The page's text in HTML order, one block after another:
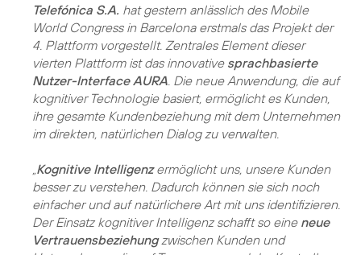
Telefónica S.A. hat gestern anlässlich des Mobile
World Congress in Barcelona erstmals das Projekt der
4. Plattform vorgestellt. Zentrales Element dieser
vierten Plattform ist das innovative sprachbasierte
Nutzer-Interface AURA . Die neue Anwendung, die auf
kognitiver Technologie basiert, ermöglicht es Kunden,
ihre gesamte Kundenbeziehung mit dem Unternehmen
im direkten, natürlichen Dialog zu verwalten.
Kognitive Intelligenzermöglicht uns, unsere Kunden
besser zu verstehen. Dadurch können sie sich noch
einfacher und auf natürlichere Art mit uns identifizieren.
Der Einsatz kognitiver Intelligenz schafft so eine neue
Vertrauensbeziehungzwischen Kunden und